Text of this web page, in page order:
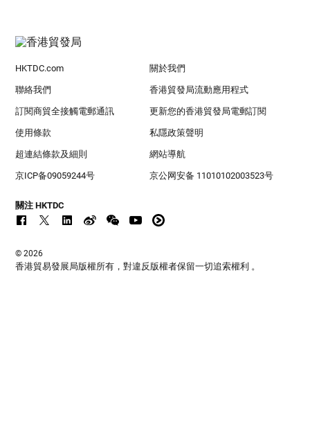
HKTDC.com 關於我們
聯絡我們 香港貿發局流動應用程式
訂閱商貿全接觸電郵通訊 更新您的香港貿發局電郵訂閱
使用條款 私隱政策聲明
超連結條款及細則 網站導航
京ICP备09059244号 京公网安备 11010102003523号
關注 HKTDC
© 2026
香港貿易發展局版權所有，對違反版權者保留一切追索權利 。